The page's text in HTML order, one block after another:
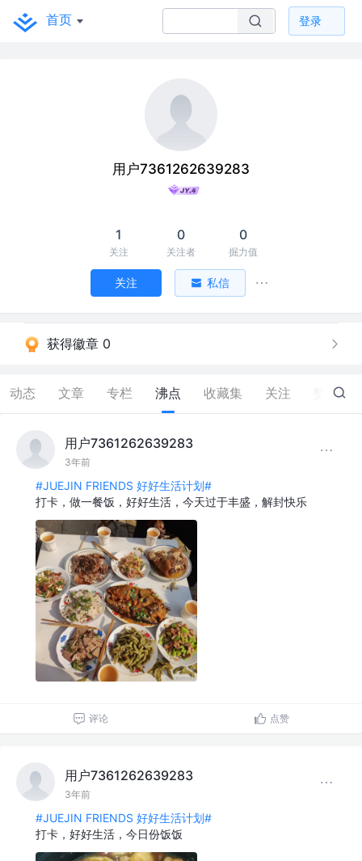
首页 登录
用户7361262639283
1
关注
0
关注者
0
掘力值
关注 私信
获得徽章 0
动态 文章 专栏 沸点 收藏集 关注 4
用户7361262639283
3年前
#JUEJIN FRIENDS 好好生活计划#
打卡，做一餐饭，好好生活，今天过于丰盛，解封快乐
评论 点赞
用户7361262639283
3年前
#JUEJIN FRIENDS 好好生活计划#
打卡，好好生活，今日份饭饭